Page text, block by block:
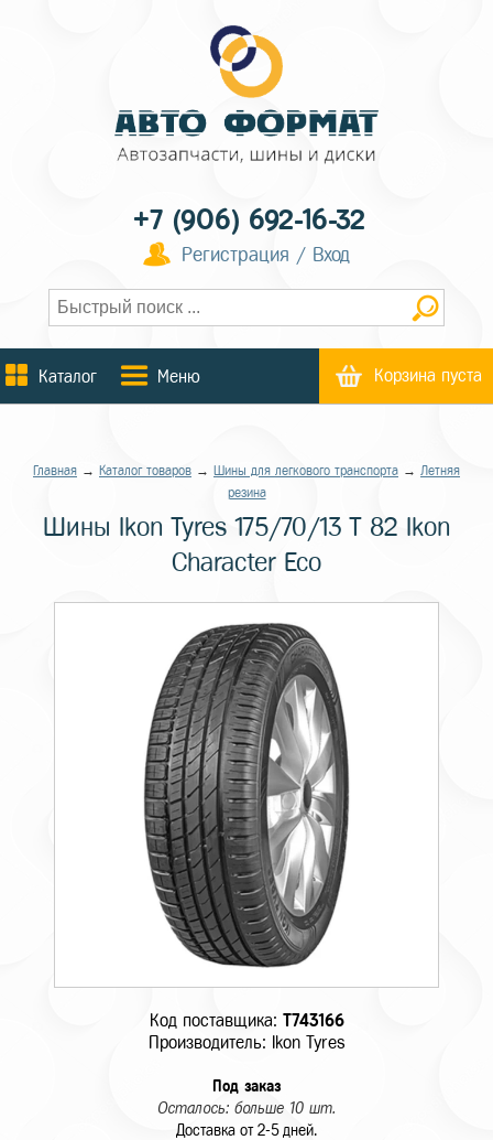
+7 (906) 692-16-32
Регистрация / Вход
Каталог Меню Корзина пуста
Главная → Каталог товаров → Шины для легкового транспорта → Летняя
резина
Шины Ikon Tyres 175/70/13 T 82 Ikon
Character Eco
Код поставщика: T743166
Производитель: Ikon Tyres
Под заказ
Осталось: больше 10 шт.
Доставка от 2-5 дней.